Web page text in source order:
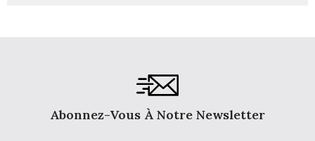
Abonnez-Vous À Notre Newsletter